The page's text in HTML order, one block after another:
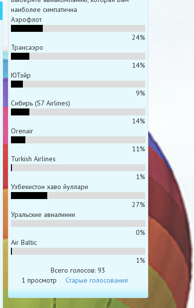
наиболее симпатична
Аэрофлот
24%
Трансаэро
14%
ЮТэйр
9%
Сибирь (S7 Airlines)
14%
Orenair
11%
Turkish Airlines
1%
Узбекистон хаво йуллари
27%
Уральские авиалинии
0%
Air Baltic
1%
Всего голосов: 93
1 просмотр
Старые голосования